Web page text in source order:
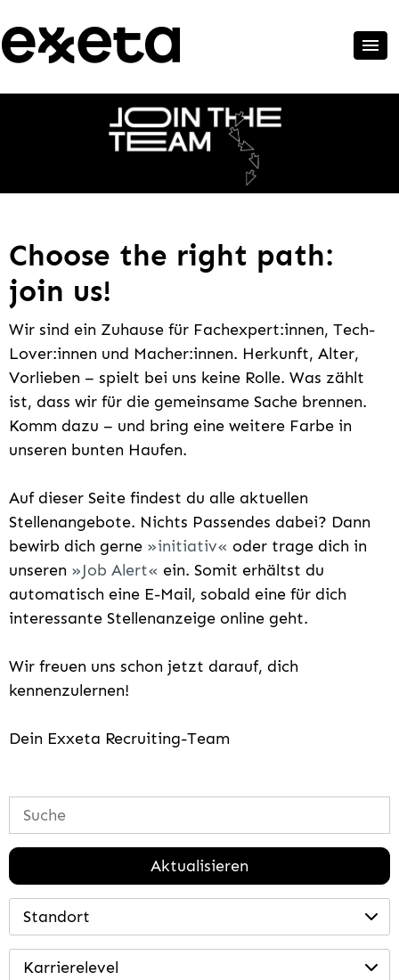
Choose the right path:
join us!
Wir sind ein Zuhause für Fachexpert:innen, Tech-
Lover:innen und Macher:innen. Herkunft, Alter,
Vorlieben – spielt bei uns keine Rolle. Was zählt
ist, dass wir für die gemeinsame Sache brennen.
Komm dazu – und bring eine weitere Farbe in
unseren bunten Haufen.
Auf dieser Seite findest du alle aktuellen
Stellenangebote. Nichts Passendes dabei? Dann
bewirb dich gerne
initiativ
oder trage dich in
unseren
Job Alert
ein. Somit erhältst du
automatisch eine E-Mail, sobald eine für dich
interessante Stellenanzeige online geht.
Wir freuen uns schon jetzt darauf, dich
kennenzulernen!
Dein Exxeta Recruiting-Team
Aktualisieren
Standort
Karrierelevel